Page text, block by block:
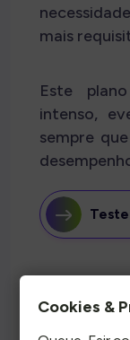
mais
Este
intenso,
sempre
Salas de
Cookies &